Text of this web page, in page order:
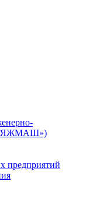
предприятий